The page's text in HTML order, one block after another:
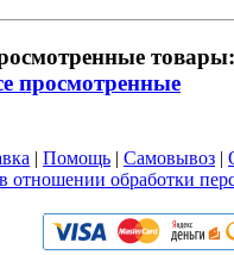
просмотренные
| Помощь | Самовывоз |
отношении обработки